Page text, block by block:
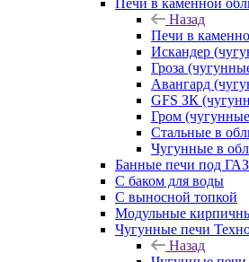
Печи в каменной
Назад
Печи в
Искандер
Гроза
Авангард
GFS ЗК
Гром
Стальные в
Чугунные в
Банные печи под ГАЗ
С баком для воды
С выносной топкой
Модульные
Чугунные печи
Назад